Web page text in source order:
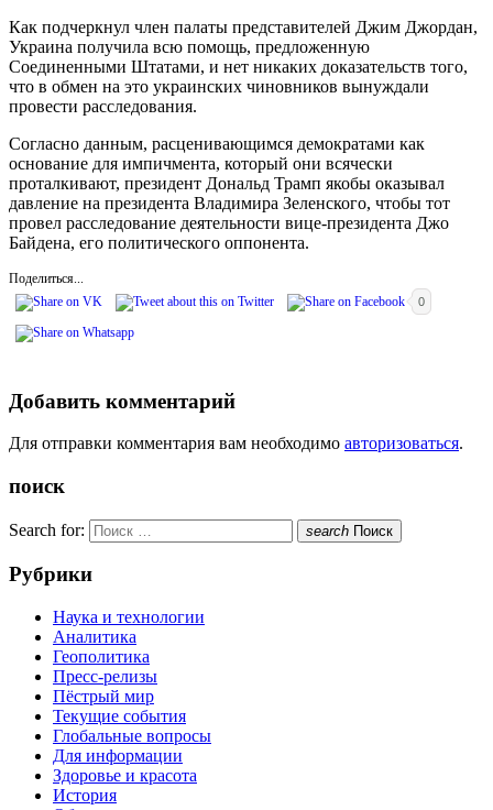
Как подчеркнул член палаты представителей Джим Джордан,
Украина получила всю помощь, предложенную
Соединенными Штатами, и нет никаких доказательств того,
что в обмен на это украинских чиновников вынуждали
провести расследования.
Согласно данным, расценивающимся демократами как
основание для импичмента, который они всячески
проталкивают, президент Дональд Трамп якобы оказывал
давление на президента Владимира Зеленского, чтобы тот
провел расследование деятельности вице-президента Джо
Байдена, его политического оппонента.
Поделиться...
0
Добавить комментарий
Для отправки комментария вам необходимо авторизоваться.
поиск
Search for: search Поиск
Рубрики
Наука и технологии
Аналитика
Геополитика
Пресс-релизы
Пёстрый мир
Текущие события
Глобальные вопросы
Для информации
Здоровье и красота
История